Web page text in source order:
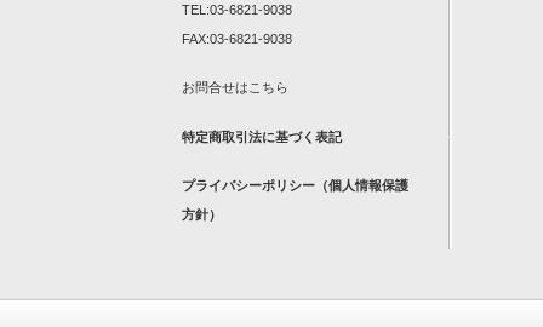
TEL:03-6821-9038
FAX:03-6821-9038
お問合せは こちら
特定商取引法に基づく表記
プライバシーポリシー（個人情報保護
方針）